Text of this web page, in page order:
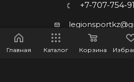
+7-707-754-
г.Костанай, ул.
193, ВП-
Главная Каталог Корзина